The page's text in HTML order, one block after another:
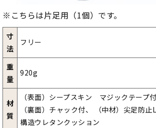
※こちらは片足用（1個）です。
寸
法
フリー
重
量
920g
材
質
（表面）シープスキン マジックテープ付
（裏面）チャック付、 （中材）尖足防
構造ウレタンクッション